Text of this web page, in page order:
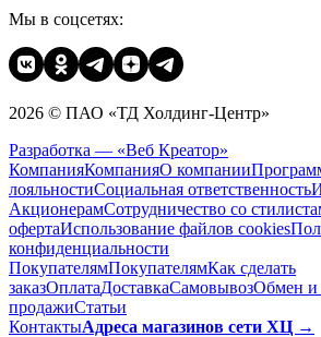
Мы в соцсетях:
2026 © ПАО «ТД Холдинг-Центр»
Разработка — «Веб Креатор»
КомпанияКомпанияО компании
лояльностиСоциальная ответственность
АкционерамСотрудничество со
офертаИспользование файлов cookies
конфиденциальности
ПокупателямПокупателямКак сделать
заказОплатаДоставкаCамовывозОбмен и
продажиСтатьи
КонтактыАдреса магазинов сети ХЦ →